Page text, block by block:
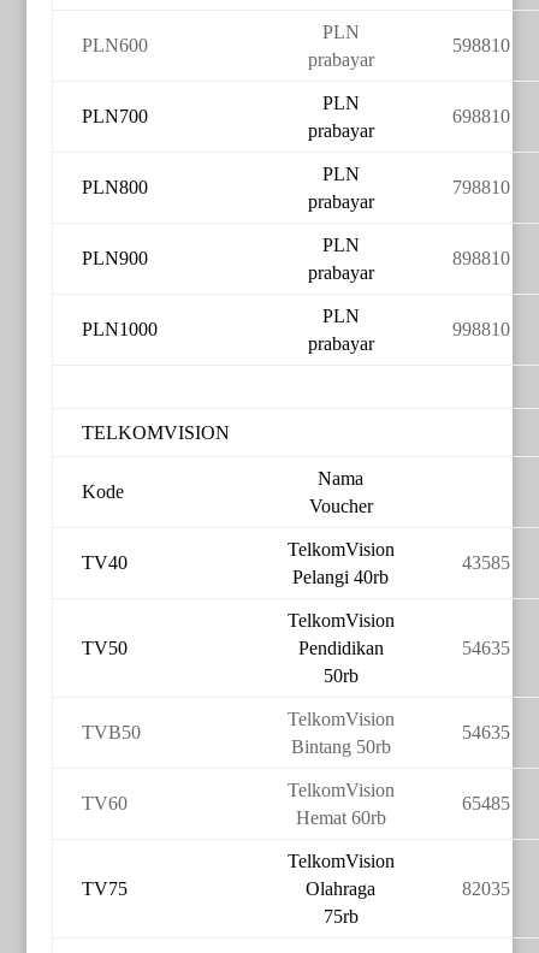
PLN600
PLN
prabayar
598810
PLN700
PLN
prabayar
698810
PLN800
PLN
prabayar
798810
PLN900
PLN
prabayar
898810
PLN1000
PLN
prabayar
998810
TELKOMVISION
Kode
Nama
Voucher
TV40
TelkomVision
Pelangi 40rb
43585
TV50
TelkomVision
Pendidikan
50rb
54635
TVB50
TelkomVision
Bintang 50rb
54635
TV60
TelkomVision
Hemat 60rb
65485
TV75
TelkomVision
Olahraga
75rb
82035